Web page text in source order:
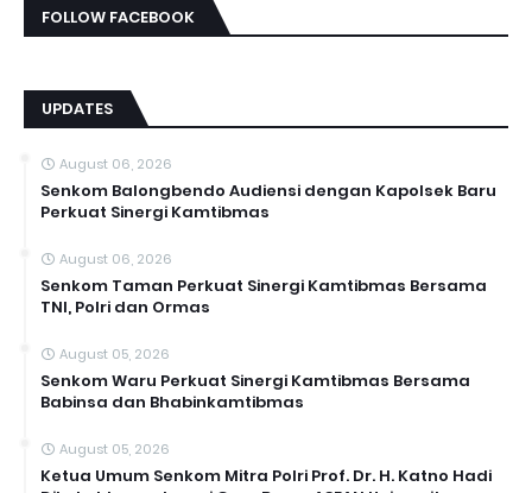
FOLLOW FACEBOOK
UPDATES
August 06, 2026
Senkom Balongbendo Audiensi dengan Kapolsek Baru
Perkuat Sinergi Kamtibmas
August 06, 2026
Senkom Taman Perkuat Sinergi Kamtibmas Bersama
TNI, Polri dan Ormas
August 05, 2026
Senkom Waru Perkuat Sinergi Kamtibmas Bersama
Babinsa dan Bhabinkamtibmas
August 05, 2026
Ketua Umum Senkom Mitra Polri Prof. Dr. H. Katno Hadi